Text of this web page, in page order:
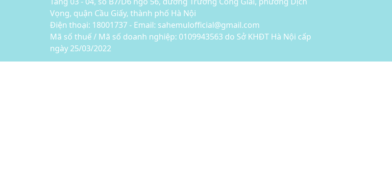
Vọng, quận Cầu Giấy, thành phố Hà Nội
Điện thoại: 18001737 - Email: sahemulofficial@gmail.com
Mã số thuế / Mã số doanh nghiệp: 0109943563 do Sở KHĐT Hà Nội cấp
ngày 25/03/2022